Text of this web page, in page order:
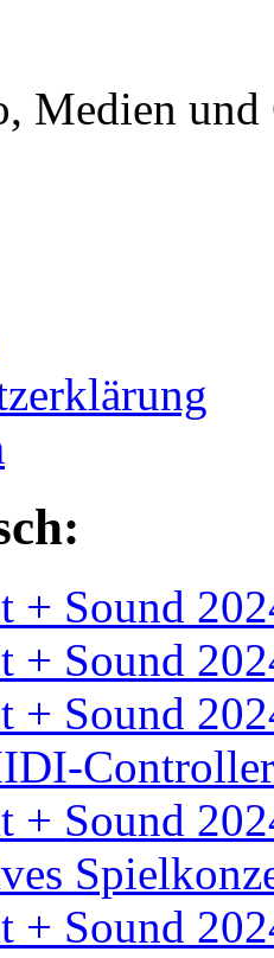
Medien und
+ Sound
+ Sound
+ Sound
Controller
+ Sound
+ Sound